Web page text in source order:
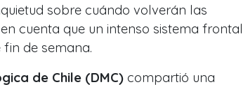
sobre cuándo volverán las
cuenta que un intenso sistema frontal
de semana.
de Chile (DMC) compartió una